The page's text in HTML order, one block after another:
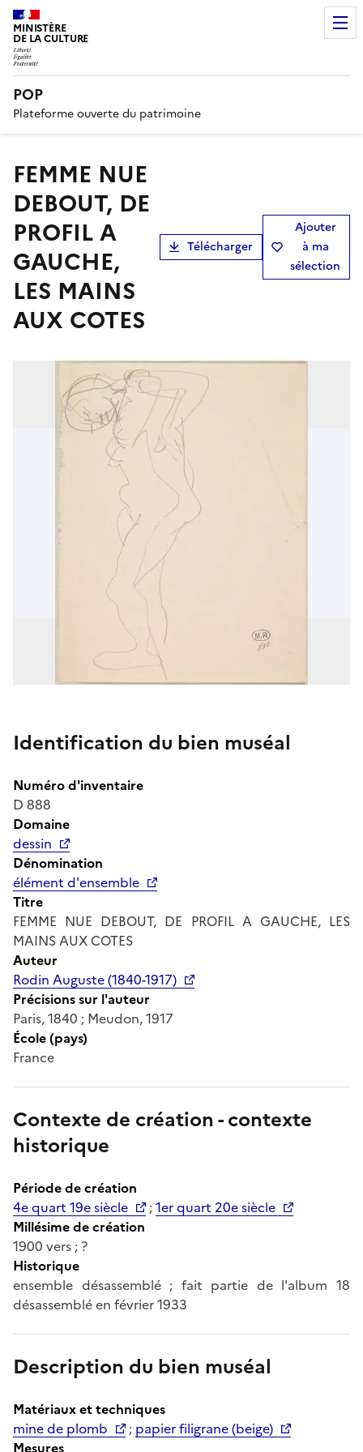
MINISTÈRE
DE LA CULTURE
POP
Plateforme ouverte du patrimoine
FEMME NUE
DEBOUT, DE
PROFIL A
GAUCHE,
LES MAINS
AUX COTES
Télécharger
Ajouter
à ma
sélection
Identification du bien muséal
Numéro d'inventaire
D 888
Domaine
dessin
Dénomination
élément d'ensemble
Titre
FEMME NUE DEBOUT, DE PROFIL A GAUCHE, LES
MAINS AUX COTES
Auteur
Rodin Auguste (1840-1917)
Précisions sur l'auteur
Paris, 1840 ; Meudon, 1917
École (pays)
France
Contexte de création - contexte
historique
Période de création
4e quart 19e siècle
;1er quart 20e siècle
Millésime de création
1900 vers ; ?
Historique
ensemble désassemblé ; fait partie de l'album 18
désassemblé en février 1933
Description du bien muséal
Matériaux et techniques
mine de plomb
; papier filigrane (beige)
Mesures